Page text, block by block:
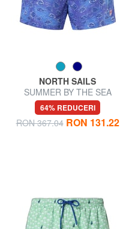
NORTH SAILS
SUMMER BY THE SEA
Costum de baie
64% REDUCERI
RON 367.04 RON 131.22